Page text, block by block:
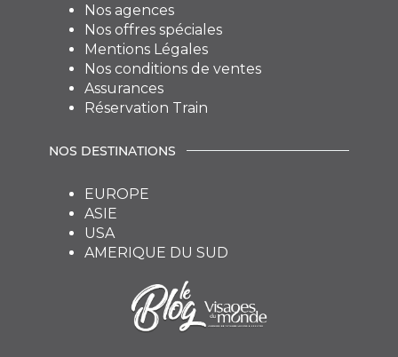
Nos agences
Nos offres spéciales
Mentions Légales
Nos conditions de ventes
Assurances
Réservation Train
NOS DESTINATIONS
EUROPE
ASIE
USA
AMERIQUE DU SUD